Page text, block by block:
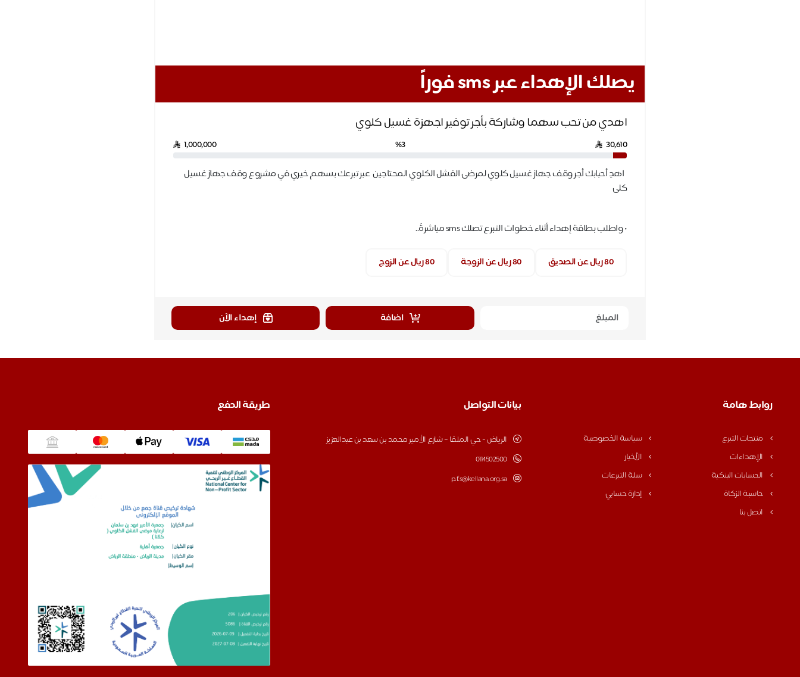
يصلك الإهداء عبر sms فوراً
اهدي من تحب سهما وشاركة بأجر توفير اجهزة غسيل كلوي
30,610
%3
1,000,000
اهدِ أحبابك أجر وقف جهاز غسيل كلوي لمرضى الفشل الكلوي المحتاجين عبر تبرعك بسهم خيري في مشروع وقف جهاز غسيل
كلى
•واطلب بطاقة إهداء أثناء خطوات التبرع تصلكsmsمباشرةً..
80 ريال عن الصديق 80 ريال عن الزوجة 80 ريال عن الزوج
اضافة إهداء الآن
روابط هامة
منتجات التبرع
سياسة الخصوصية
الإهداءات
الأخبار
الحسابات البنكية
سلة التبرعات
حاسبة الزكاة
إدارة حسابي
اتصل بنا
بيانات التواصل
الرياض - حي الملقا – شارع الأمير محمد بن سعد بن عبدالعزيز
0114502500
p.f.s@kellana.org.sa
طريقة الدفع